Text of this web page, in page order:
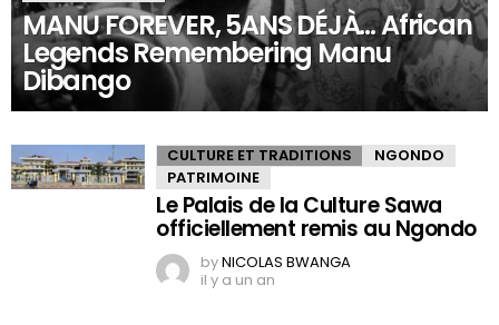
MANU FOREVER, 5ANS DÉJÀ… African
Legends Remembering Manu
Dibango
CULTURE ET TRADITIONS
NGONDO
PATRIMOINE
Le Palais de la Culture Sawa
officiellement remis au Ngondo
byNICOLAS BWANGA
il y a un an